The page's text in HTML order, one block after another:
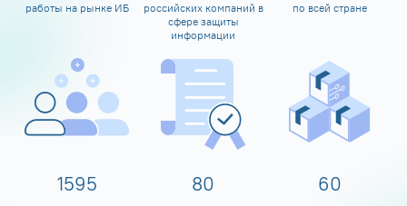
работы на рынке ИБ
российских компаний в
сфере защиты
информации
по всей стране
1600 80 60